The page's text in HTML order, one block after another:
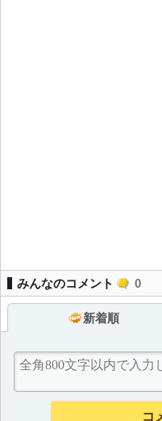
みんなのコメント 0
新着順